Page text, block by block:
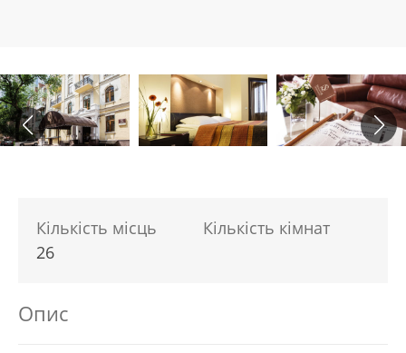
Кількість місць
26
Кількість кімнат
Опис